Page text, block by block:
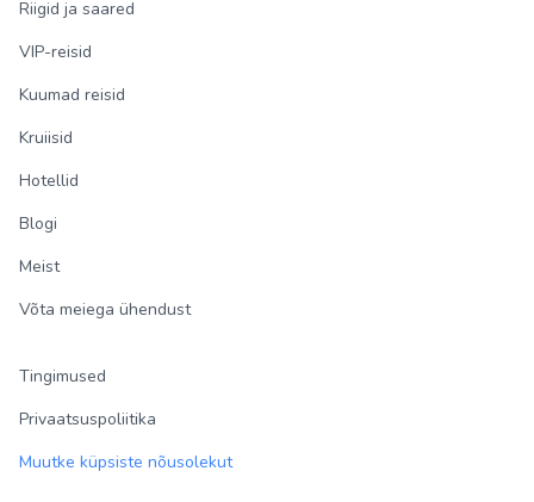
Riigid ja saared
VIP-reisid
Kuumad reisid
Kruiisid
Hotellid
Blogi
Meist
Võta meiega ühendust
Tingimused
Privaatsuspoliitika
Muutke küpsiste nõusolekut